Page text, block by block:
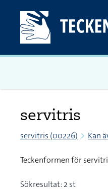
servitris
servitris (00226) Kan
Teckenformen för
Sökresultat: 2 st